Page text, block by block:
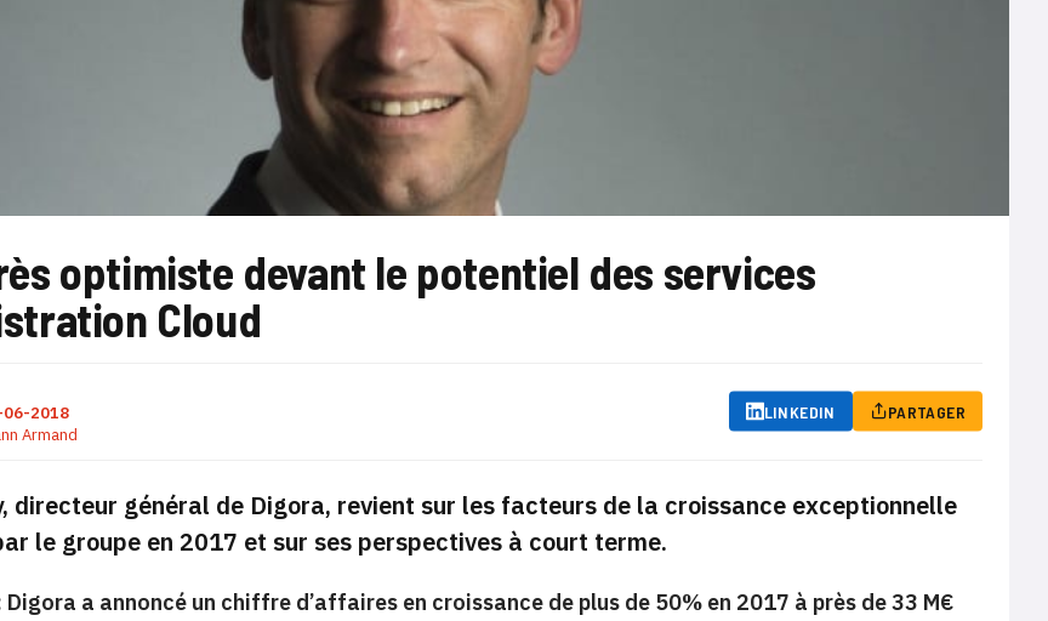
optimiste devant le potentiel des services
Cloud
06-2018
Armand
LINKEDIN PARTAGER
directeur général de Digora, revient sur les facteurs de la croissance exceptionnelle
le groupe en 2017 et sur ses perspectives à court terme.
Digora a annoncé un chiffre d’affaires en croissance de plus de 50% en 2017 à près de 33 M€